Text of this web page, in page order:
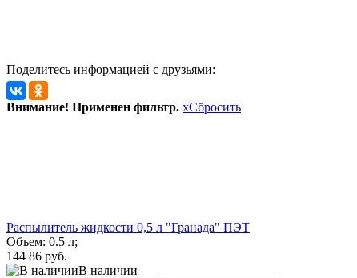
Поделитесь информацией с друзьями:
Внимание! Применен фильтр. xСбросить
Распылитель жидкости 0,5 л "Гранада" ПЭТ
Объем: 0.5 л;
144 86 руб.
В наличии